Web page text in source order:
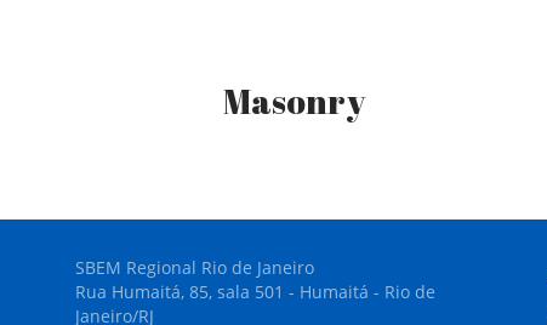
Masonry
SBEM Regional Rio de Janeiro
Rua Humaitá, 85, sala 501 - Humaitá - Rio de
Janeiro/RJ